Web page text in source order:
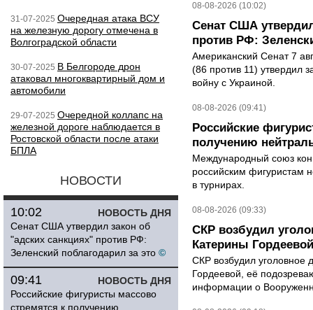
31-07-2025 Очередная атака ВСУ
на железную дорогу отмечена в
Волгоградской области
30-07-2025 В Белгороде дрон
атаковал многоквартирный дом и
автомобили
29-07-2025 Очередной коллапс на
железной дороге наблюдается в
Ростовской области после атаки
БПЛА
НОВОСТИ
НОВОСТЬ ДНЯ
10:02
Сенат США утвердил закон об
"адских санкциях" против РФ:
Зеленский поблагодарил за это ©
НОВОСТЬ ДНЯ
09:41
Российские фигуристы массово
стремятся к получению
08-08-2026 (10:02)
Сенат США
против РФ:
Американский Сенат 7
(86 против 11) утвердил
войну с Украиной.
08-08-2026 (09:41)
Российские
получению
Международный союз
российским фигуристам
в турнирах.
08-08-2026 (09:33)
СКР возбудил
Катерины Гордеевой
СКР возбудил уголовное
Гордеевой, её
информации о